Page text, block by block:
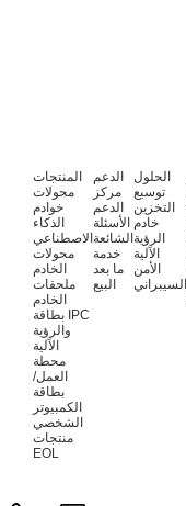
المنتجات
محولات
خوادم
الذكاء
الاصطناعي
محولات
الخادم
ملحقات
الخادم
بطاقة IPC
والرؤية
الآلية
محطة
العمل/
بطاقة
الكمبيوتر
الشخصي
منتجات
EOL
الدعم
مركز
الدعم
الأسئلة
الشائعة
خدمة
ما بعد
البيع
الحلول
توسيع
التخزين
خادم
الرؤية
الآلية
الأمن
السيبراني